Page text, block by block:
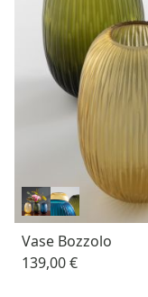
Vase Bozzolo
139,00 €